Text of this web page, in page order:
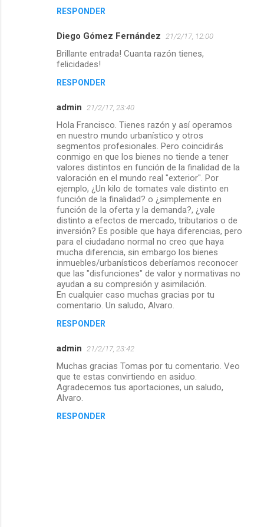
RESPONDER
Diego Gómez Fernández 21/2/17, 12:00
Brillante entrada! Cuanta razón tienes,
felicidades!
RESPONDER
admin 21/2/17, 23:40
Hola Francisco. Tienes razón y así operamos
en nuestro mundo urbanístico y otros
segmentos profesionales. Pero coincidirás
conmigo en que los bienes no tiende a tener
valores distintos en función de la finalidad de la
valoración en el mundo real "exterior". Por
ejemplo, ¿Un kilo de tomates vale distinto en
función de la finalidad? o ¿simplemente en
función de la oferta y la demanda?, ¿vale
distinto a efectos de mercado, tributarios o de
inversión? Es posible que haya diferencias, pero
para el ciudadano normal no creo que haya
mucha diferencia, sin embargo los bienes
inmuebles/urbanísticos deberíamos reconocer
que las "disfunciones" de valor y normativas no
ayudan a su compresión y asimilación.
En cualquier caso muchas gracias por tu
comentario. Un saludo, Alvaro.
RESPONDER
admin 21/2/17, 23:42
Muchas gracias Tomas por tu comentario. Veo
que te estas convirtiendo en asiduo.
Agradecemos tus aportaciones, un saludo,
Alvaro.
RESPONDER